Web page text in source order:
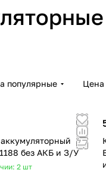
популярные Цена
без АКБ и З/У
2 шт